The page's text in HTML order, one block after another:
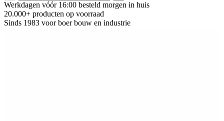
Werkdagen vóór 16:00 besteld morgen in huis
20.000+ producten op voorraad
Sinds 1983 voor boerbouw en industrie